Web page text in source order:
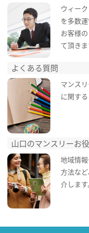
ウィー
を多数運
お客様
て頂きま
よくある質問
マンス
に関す
山口のマンスリーお
地域情
方法な
介します